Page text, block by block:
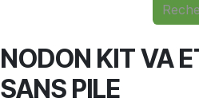
NODON KIT VA
SANS PILE